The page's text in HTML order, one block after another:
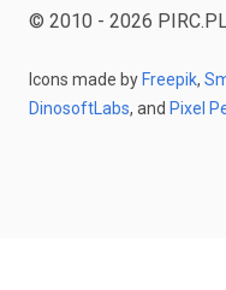
© 2010 - 2026
Icons made by Freepik,
DinosoftLabs, and Pixel